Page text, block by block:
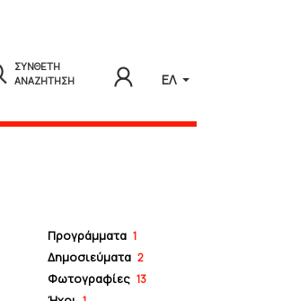
ΣΥΝΘΕΤΗ
ΑΝΑΖΗΤΗΣΗ
ΕΛ
Προγράμματα 1
Δημοσιεύματα 2
Φωτογραφίες 13